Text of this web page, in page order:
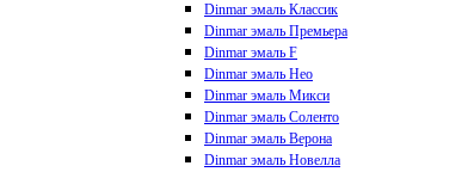
Dinmar эмаль Классик
Dinmar эмаль Премьера
Dinmar эмаль F
Dinmar эмаль Нео
Dinmar эмаль Микси
Dinmar эмаль Соленто
Dinmar эмаль Верона
Dinmar эмаль Новелла